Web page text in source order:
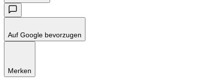
Auf Google bevorzugen
Merken